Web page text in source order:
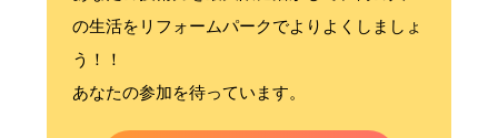
の生活をリフォームパークでよりよくしましょ
う！！
あなたの参加を待っています。